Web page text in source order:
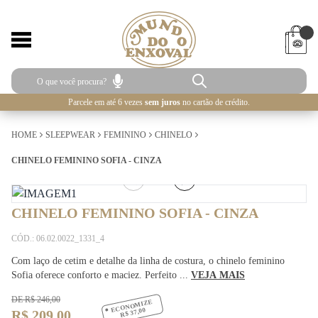
Parcele em até 6 vezes sem juros no cartão de crédito.
HOME SLEEPWEAR FEMININO CHINELO
CHINELO FEMININO SOFIA - CINZA
CHINELO FEMININO SOFIA - CINZA
CÓD.: 06.02.0022_1331_4
Com laço de cetim e detalhe da linha de costura, o chinelo feminino
Sofia oferece conforto e maciez. Perfeito ... VEJA MAIS
DE R$ 246,00 ECONOMIZE
R$ 37,00